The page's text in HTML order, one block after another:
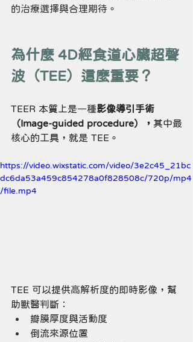
的治療選擇與合理期待。
為什麼 4D經食道心臟超聲
波（TEE）這麼重要？
TEER 本質上是一種影像導引手術
（Image-guided procedure）， 其中最
核心的工具，就是 TEE。
https://video.wixstatic.com/video/3e2c45_21bc
dc6da53a459c854278a0f828508c/720p/mp4
/file.mp4
TEE 可以提供高解析度的即時影像，幫
助獸醫判斷：
瓣膜厚度與活動度
倒流來源位置